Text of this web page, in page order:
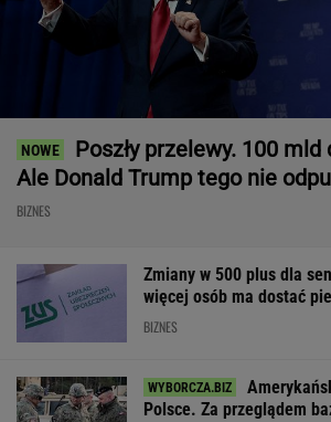
Poszły przelewy. 100 mld
Ale Donald Trump tego nie
BIZNES
Zmiany w 500 plus dla
więcej osób ma dostać
BIZNES
Polsce. Za przeglądem